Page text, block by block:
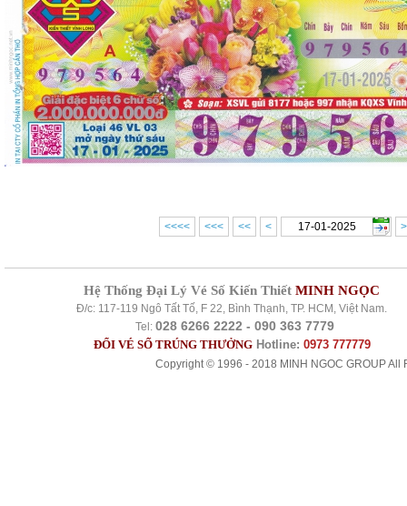
<<<< <<< << < >
Hệ Thống Đại Lý Vé Số Kiến Thiết MINH NGỌC
Đ/c: 117-119 Ngô Tất Tố, F 22, Bình Thạnh, TP. HCM, Việt Nam.
Tel: 028 6266 2222 - 090 363 7779
ĐỔI VÉ SỐ TRÚNG THƯỞNGHotline: 0973 777779
Copyright © 1996 - 2018 MINH NGOC GROUP All